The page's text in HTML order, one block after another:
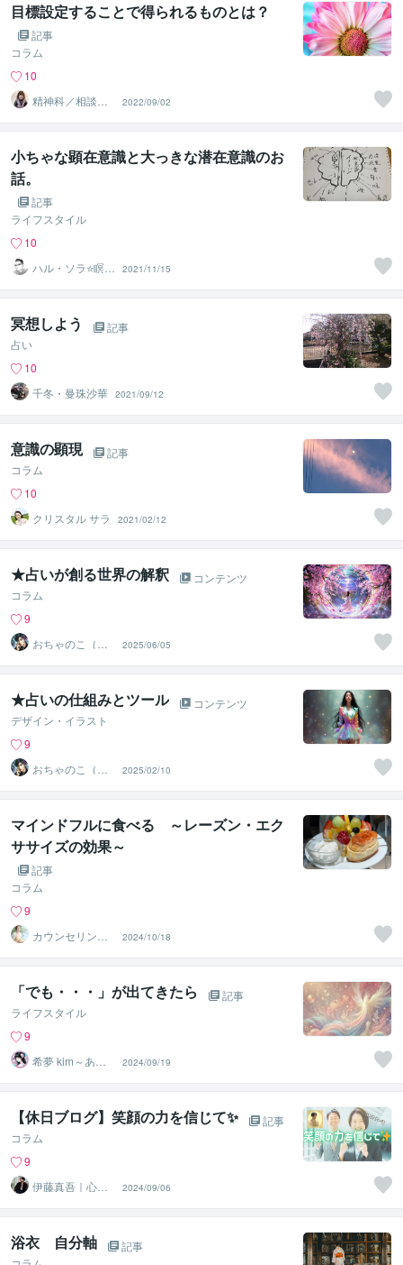
目標設定することで得られるものとは？
記事
コラム
10
精神科／相談員
＊ 峰川みゆう
2022/09/02
小ちゃな顕在意識と大っきな潜在意識のお
話。
記事
ライフスタイル
10
ハル・ソラ⭐️瞑想
と心の案内人
2021/11/15
冥想しよう
記事
占い
10
千冬・曼珠沙華 2021/09/12
意識の顕現
記事
コラム
10
クリスタル サラ
2021/02/12
★占いが創る世界の解釈
コンテンツ
コラム
9
おちゃのこ（御
茶乃子祭々）
2025/06/05
★占いの仕組みとツール
コンテンツ
デザイン・イラスト
9
おちゃのこ（御
茶乃子祭々）
2025/02/10
マインドフルに食べる ～レーズン・エク
ササイズの効果～
記事
コラム
9
カウンセリング
カフェ❤️Jasmin
e
2024/10/18
「でも・・・」が出てきたら
記事
ライフスタイル
9
希夢 kim～あな
たに寄り添う癒
し人～
2024/09/19
【休日ブログ】笑顔の力を信じて✨
記事
コラム
9
伊藤真吾｜心理
カウンセラー
2024/09/06
浴衣 自分軸
記事